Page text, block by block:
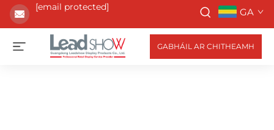
[email protected] GA
GABHÁIL AR CHITHEAMH